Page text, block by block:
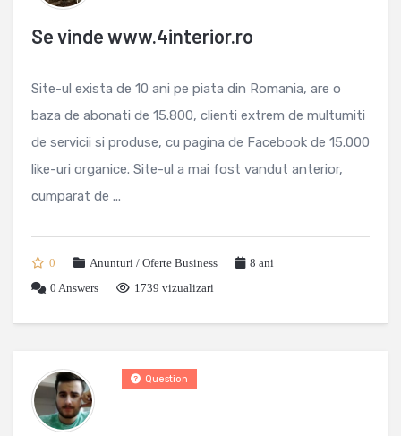
Se vinde www.4interior.ro
Site-ul exista de 10 ani pe piata din Romania, are o
baza de abonati de 15.800, clienti extrem de multumiti
de servicii si produse, cu pagina de Facebook de 15.000
like-uri organice. Site-ul a mai fost vandut anterior,
cumparat de ...
0 Anunturi / Oferte Business
8 ani
0 Answers 1739 vizualizari
Question